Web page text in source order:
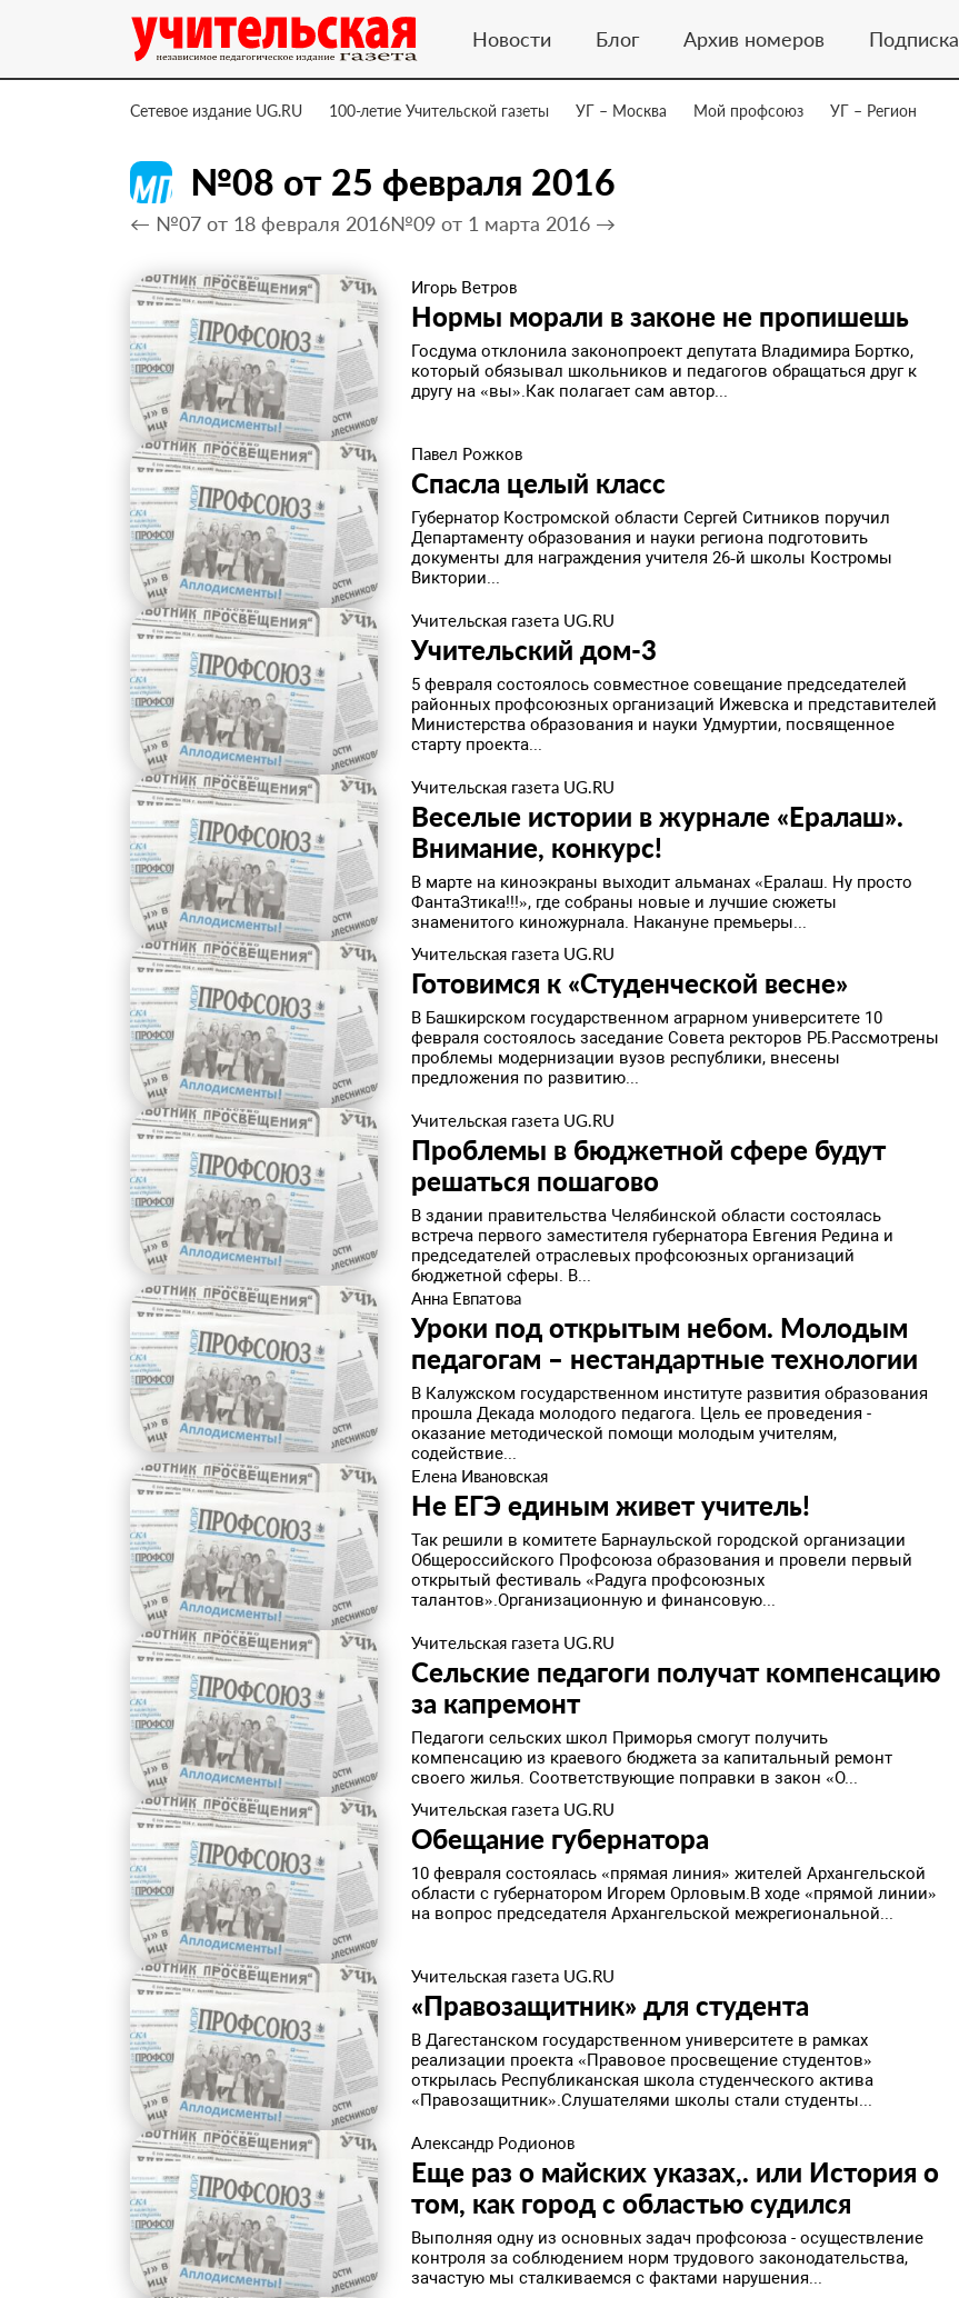
Новости Блог Архив номеров Подписка
Сетевое издание UG.RU 100-летие Учительской газеты УГ – Москва Мой профсоюз УГ – Регион
№08 от 25 февраля 2016
← №07 от 18 февраля 2016№09 от 1 марта 2016 →
Игорь Ветров
​Нормы морали в законе не пропишешь
Госдума отклонила законопроект депутата Владимира Бортко,
который обязывал школьников и педагогов обращаться друг к
другу на «вы».Как полагает сам автор...
Павел Рожков
​Спасла целый класс
Губернатор Костромской области Сергей Ситников поручил
Департаменту образования и науки региона подготовить
документы для награждения учителя 26‑й школы Костромы
Виктории...
Учительская газета UG.RU
​Учительский дом-3
5 февраля состоялось совместное совещание председателей
районных профсоюзных организаций Ижевска и представителей
Министерства образования и науки Удмуртии, посвященное
старту проекта...
Учительская газета UG.RU
Веселые истории в журнале «Ералаш».
Внимание, конкурс!
​В марте на киноэкраны выходит альманах «Ералаш. Ну просто
ФантаЗтика!!!», где собраны новые и лучшие сюжеты
знаменитого киножурнала. Накануне премьеры...
Учительская газета UG.RU
​Готовимся к «Студенческой весне»
В Башкирском государственном аграрном университете 10
февраля состоялось заседание Совета ректоров РБ.Рассмотрены
проблемы модернизации вузов республики, внесены
предложения по развитию...
Учительская газета UG.RU
​Проблемы в бюджетной сфере будут
решаться пошагово
В здании правительства Челябинской области состоялась
встреча первого заместителя губернатора Евгения Редина и
председателей отраслевых профсоюзных организаций
бюджетной сферы. В...
Анна Евпатова
Уроки под открытым небом. Молодым
педагогам – нестандартные технологии
​В Калужском государственном институте развития образования
прошла Декада молодого педагога. Цель ее проведения -
оказание методической помощи молодым учителям,
содействие...
Елена Ивановская
Не ЕГЭ единым живет учитель!
​Так решили в комитете Барнаульской городской организации
Общероссийского Профсоюза образования и провели первый
открытый фестиваль «Радуга профсоюзных
талантов».Организационную и финансовую...
Учительская газета UG.RU
​Сельские педагоги получат компенсацию
за капремонт
Педагоги сельских школ Приморья смогут получить
компенсацию из краевого бюджета за капитальный ремонт
своего жилья. Соответствующие поправки в закон «О...
Учительская газета UG.RU
​Обещание губернатора
10 февраля состоялась «прямая линия» жителей Архангельской
области с губернатором Игорем Орловым.В ходе «прямой линии»
на вопрос председателя Архангельской межрегиональной...
Учительская газета UG.RU
​«Правозащитник» для студента
В Дагестанском государственном университете в рамках
реализации проекта «Правовое просвещение студентов»
открылась Республиканская школа студенческого актива
«Правозащитник».Слушателями школы стали студенты...
Александр Родионов
Еще раз о майских указах,. или История о
том, как город с областью судился
​Выполняя одну из основных задач профсоюза - осуществление
контроля за соблюдением норм трудового законодательства,
зачастую мы сталкиваемся с фактами нарушения...